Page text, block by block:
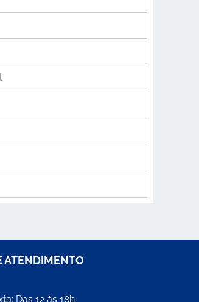
ATENDIMENTO
Das 12 às 18h